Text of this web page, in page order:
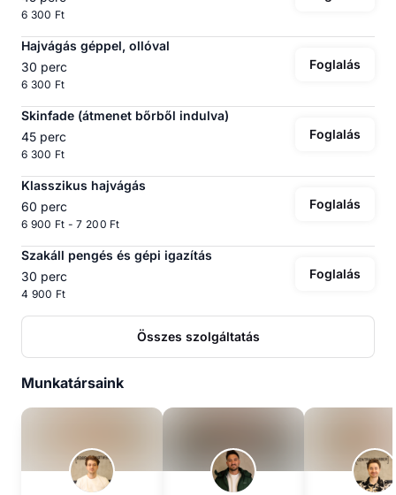
6 300 Ft
Hajvágás géppel, ollóval
30 perc
6 300 Ft
Foglalás
Skinfade (átmenet bőrből indulva)
45 perc
6 300 Ft
Foglalás
Klasszikus hajvágás
60 perc
6 900 Ft - 7 200 Ft
Foglalás
Szakáll pengés és gépi igazítás
30 perc
4 900 Ft
Foglalás
Összes szolgáltatás
Munkatársaink